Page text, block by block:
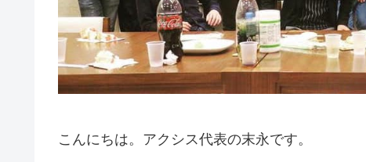
こんにちは。アクシス代表の末永です。